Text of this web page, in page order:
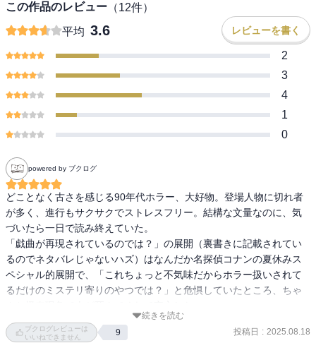
この作品のレビュー （12件）
平均 3.6 レビューを書く
2
3
4
1
0
powered by ブクログ
どことなく古さを感じる90年代ホラー、大好物。登場人物に切れ者
が多く、進行もサクサクでストレスフリー。結構な文量なのに、気
づいたら一日で読み終えていた。
「戯曲が再現されているのでは？」の展開（裏書きに記載されてい
るのでネタバレじゃないハズ）はなんだか名探偵コナンの夏休みス
ペシャル的展開で、「これちょっと不気味だからホラー扱いされて
るだけのミステリ寄りのやつでは？」と危惧していたところ、ちゃ
怪異のモチーフ、モチベーションも腑に落ちる内容で、作品として
の完成度は高いと思う。個人的にはコレクションの扱いや怪奇現象
続きを読む
ブクログレビューは
いいねできません
9 投稿日 : 2025.08.18